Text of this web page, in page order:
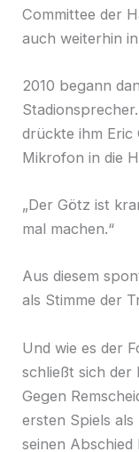
Committee der
auch weiterhin
2010 begann
drückte ihm Eric
Mikrofon in die
„Der Götz ist
mal machen.“
Aus diesem
als Stimme der
Und wie es der
schließt sich der
Gegen
ersten Spiels
seinen Abschied